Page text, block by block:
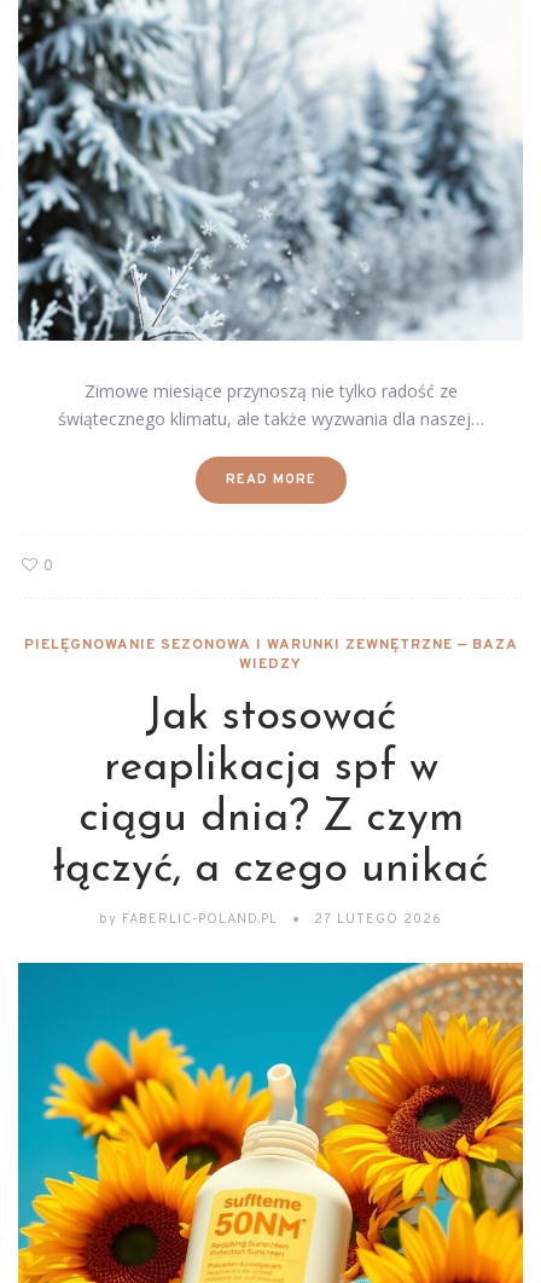
Zimowe miesiące przynoszą nie tylko radość ze
świątecznego klimatu, ale także wyzwania dla naszej…
READ MORE
0
PIELĘGNOWANIE SEZONOWA I WARUNKI ZEWNĘTRZNE — BAZA
WIEDZY
Jak stosować
reaplikacja spf w
ciągu dnia? Z czym
łączyć, a czego unikać
by FABERLIC-POLAND.PL 27 LUTEGO 2026